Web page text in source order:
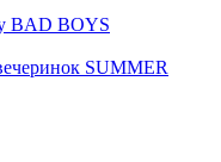
BAD BOYS
SUMMER